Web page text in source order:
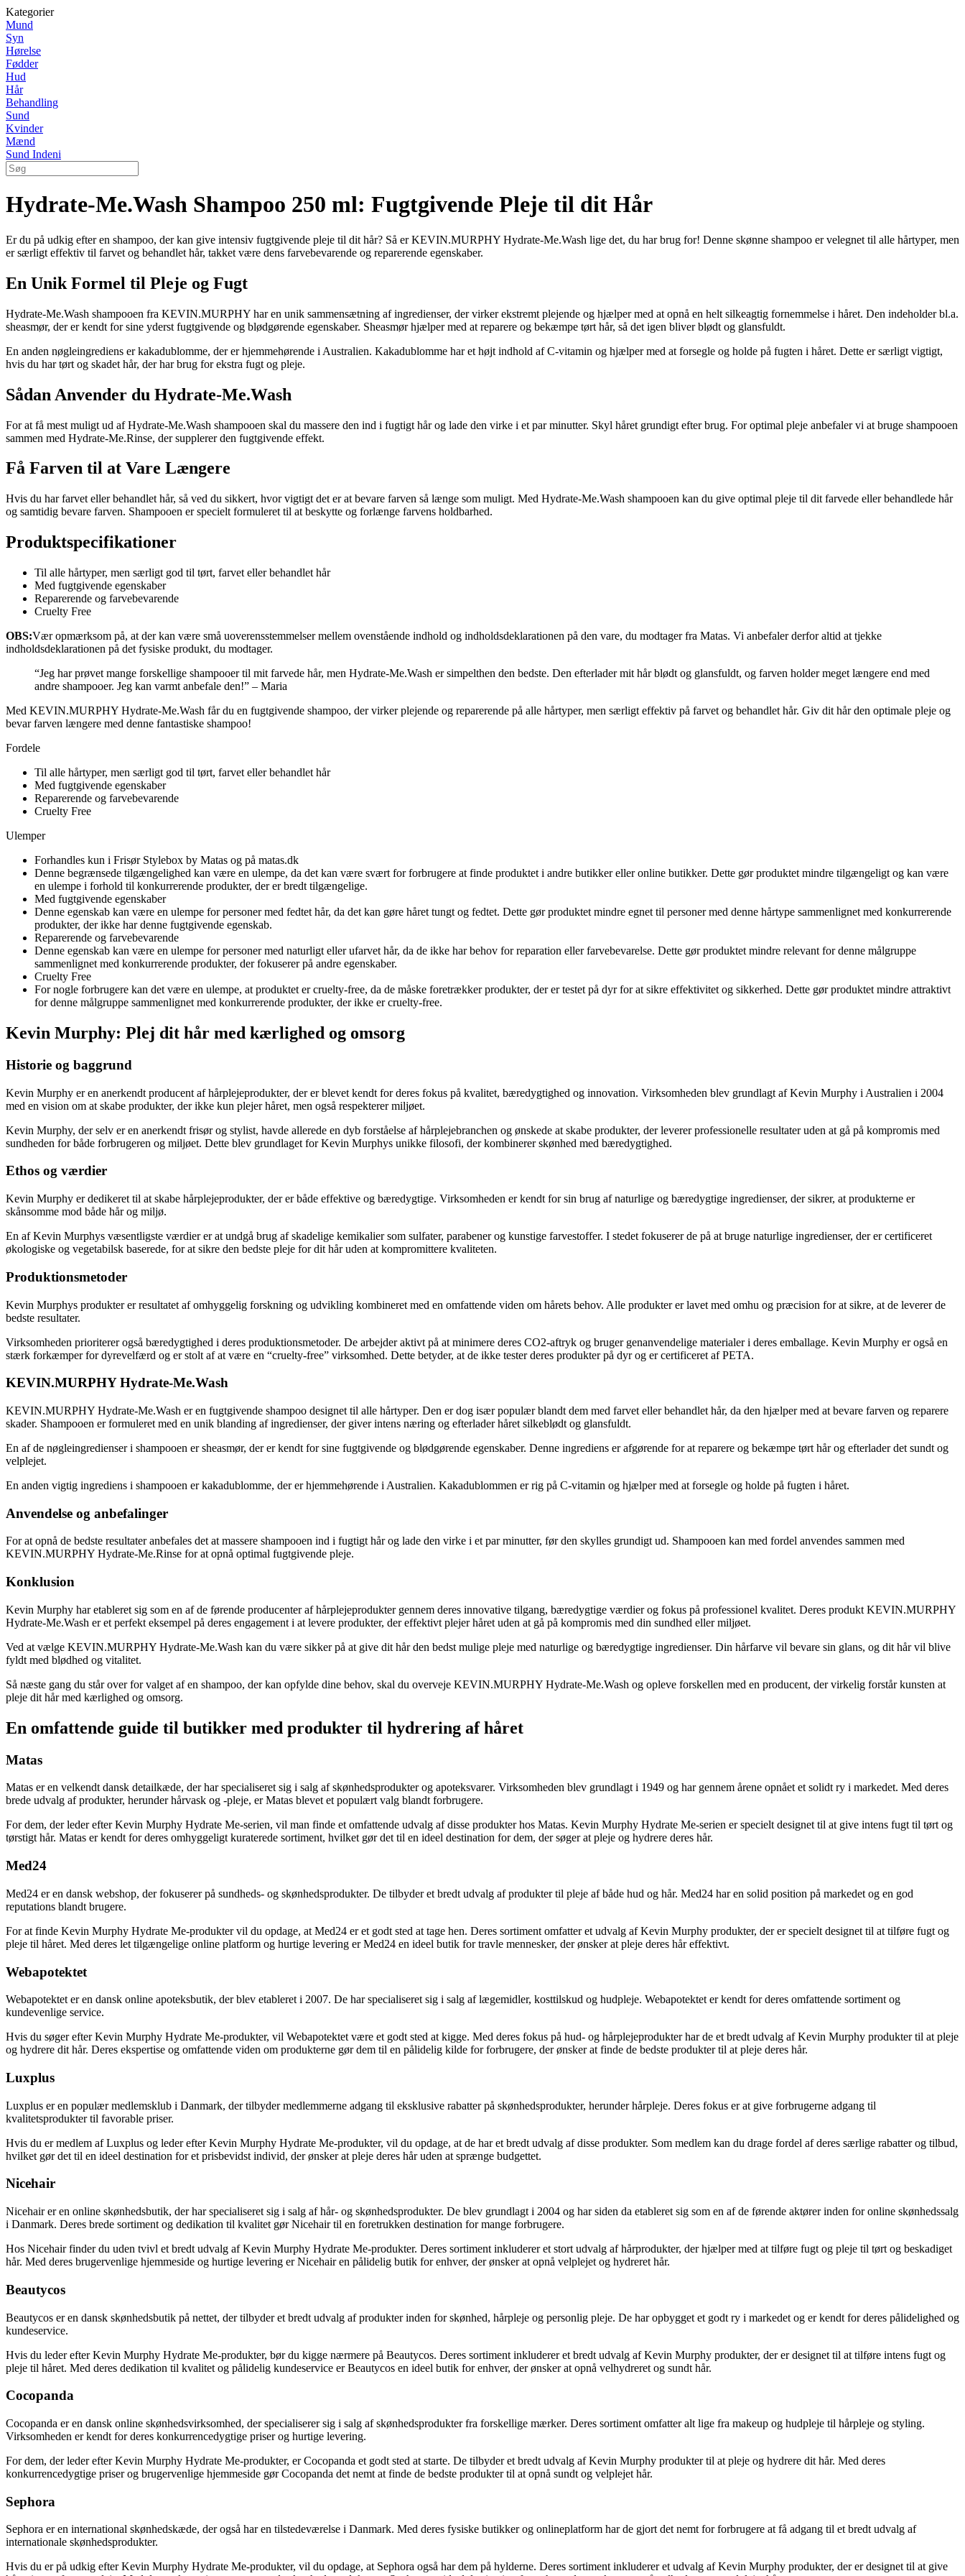
Kategorier
Mund
Syn
Hørelse
Fødder
Hud
Hår
Behandling
Sund
Kvinder
Mænd
Sund Indeni
Hydrate-Me.Wash Shampoo 250 ml: Fugtgivende Pleje til dit Hår
Er du på udkig efter en shampoo, der kan give intensiv fugtgivende pleje til dit hår? Så er KEVIN.MURPHY Hydrate-Me.Wash lige det, du har brug for! Denne skønne shampoo er velegnet til alle hårtyper, men
er særligt effektiv til farvet og behandlet hår, takket være dens farvebevarende og reparerende egenskaber.
En Unik Formel til Pleje og Fugt
Hydrate-Me.Wash shampooen fra KEVIN.MURPHY har en unik sammensætning af ingredienser, der virker ekstremt plejende og hjælper med at opnå en helt silkeagtig fornemmelse i håret. Den indeholder bl.a.
sheasmør, der er kendt for sine yderst fugtgivende og blødgørende egenskaber. Sheasmør hjælper med at reparere og bekæmpe tørt hår, så det igen bliver blødt og glansfuldt.
En anden nøgleingrediens er kakadublomme, der er hjemmehørende i Australien. Kakadublomme har et højt indhold af C-vitamin og hjælper med at forsegle og holde på fugten i håret. Dette er særligt vigtigt,
hvis du har tørt og skadet hår, der har brug for ekstra fugt og pleje.
Sådan Anvender du Hydrate-Me.Wash
For at få mest muligt ud af Hydrate-Me.Wash shampooen skal du massere den ind i fugtigt hår og lade den virke i et par minutter. Skyl håret grundigt efter brug. For optimal pleje anbefaler vi at bruge shampooen
sammen med Hydrate-Me.Rinse, der supplerer den fugtgivende effekt.
Få Farven til at Vare Længere
Hvis du har farvet eller behandlet hår, så ved du sikkert, hvor vigtigt det er at bevare farven så længe som muligt. Med Hydrate-Me.Wash shampooen kan du give optimal pleje til dit farvede eller behandlede hår
og samtidig bevare farven. Shampooen er specielt formuleret til at beskytte og forlænge farvens holdbarhed.
Produktspecifikationer
Til alle hårtyper, men særligt god til tørt, farvet eller behandlet hår
Med fugtgivende egenskaber
Reparerende og farvebevarende
Cruelty Free
OBS:Vær opmærksom på, at der kan være små uoverensstemmelser mellem ovenstående indhold og indholdsdeklarationen på den vare, du modtager fra Matas. Vi anbefaler derfor altid at tjekke
indholdsdeklarationen på det fysiske produkt, du modtager.
“Jeg har prøvet mange forskellige shampooer til mit farvede hår, men Hydrate-Me.Wash er simpelthen den bedste. Den efterlader mit hår blødt og glansfuldt, og farven holder meget længere end med
andre shampooer. Jeg kan varmt anbefale den!” – Maria
Med KEVIN.MURPHY Hydrate-Me.Wash får du en fugtgivende shampoo, der virker plejende og reparerende på alle hårtyper, men særligt effektiv på farvet og behandlet hår. Giv dit hår den optimale pleje og
bevar farven længere med denne fantastiske shampoo!
Fordele
Til alle hårtyper, men særligt god til tørt, farvet eller behandlet hår
Med fugtgivende egenskaber
Reparerende og farvebevarende
Cruelty Free
Ulemper
Forhandles kun i Frisør Stylebox by Matas og på matas.dk
Denne begrænsede tilgængelighed kan være en ulempe, da det kan være svært for forbrugere at finde produktet i andre butikker eller online butikker. Dette gør produktet mindre tilgængeligt og kan være
en ulempe i forhold til konkurrerende produkter, der er bredt tilgængelige.
Med fugtgivende egenskaber
Denne egenskab kan være en ulempe for personer med fedtet hår, da det kan gøre håret tungt og fedtet. Dette gør produktet mindre egnet til personer med denne hårtype sammenlignet med konkurrerende
produkter, der ikke har denne fugtgivende egenskab.
Reparerende og farvebevarende
Denne egenskab kan være en ulempe for personer med naturligt eller ufarvet hår, da de ikke har behov for reparation eller farvebevarelse. Dette gør produktet mindre relevant for denne målgruppe
sammenlignet med konkurrerende produkter, der fokuserer på andre egenskaber.
Cruelty Free
For nogle forbrugere kan det være en ulempe, at produktet er cruelty-free, da de måske foretrækker produkter, der er testet på dyr for at sikre effektivitet og sikkerhed. Dette gør produktet mindre attraktivt
for denne målgruppe sammenlignet med konkurrerende produkter, der ikke er cruelty-free.
Kevin Murphy: Plej dit hår med kærlighed og omsorg
Historie og baggrund
Kevin Murphy er en anerkendt producent af hårplejeprodukter, der er blevet kendt for deres fokus på kvalitet, bæredygtighed og innovation. Virksomheden blev grundlagt af Kevin Murphy i Australien i 2004
med en vision om at skabe produkter, der ikke kun plejer håret, men også respekterer miljøet.
Kevin Murphy, der selv er en anerkendt frisør og stylist, havde allerede en dyb forståelse af hårplejebranchen og ønskede at skabe produkter, der leverer professionelle resultater uden at gå på kompromis med
sundheden for både forbrugeren og miljøet. Dette blev grundlaget for Kevin Murphys unikke filosofi, der kombinerer skønhed med bæredygtighed.
Ethos og værdier
Kevin Murphy er dedikeret til at skabe hårplejeprodukter, der er både effektive og bæredygtige. Virksomheden er kendt for sin brug af naturlige og bæredygtige ingredienser, der sikrer, at produkterne er
skånsomme mod både hår og miljø.
En af Kevin Murphys væsentligste værdier er at undgå brug af skadelige kemikalier som sulfater, parabener og kunstige farvestoffer. I stedet fokuserer de på at bruge naturlige ingredienser, der er certificeret
økologiske og vegetabilsk baserede, for at sikre den bedste pleje for dit hår uden at kompromittere kvaliteten.
Produktionsmetoder
Kevin Murphys produkter er resultatet af omhyggelig forskning og udvikling kombineret med en omfattende viden om hårets behov. Alle produkter er lavet med omhu og præcision for at sikre, at de leverer de
bedste resultater.
Virksomheden prioriterer også bæredygtighed i deres produktionsmetoder. De arbejder aktivt på at minimere deres CO2-aftryk og bruger genanvendelige materialer i deres emballage. Kevin Murphy er også en
stærk forkæmper for dyrevelfærd og er stolt af at være en “cruelty-free” virksomhed. Dette betyder, at de ikke tester deres produkter på dyr og er certificeret af PETA.
KEVIN.MURPHY Hydrate-Me.Wash
KEVIN.MURPHY Hydrate-Me.Wash er en fugtgivende shampoo designet til alle hårtyper. Den er dog især populær blandt dem med farvet eller behandlet hår, da den hjælper med at bevare farven og reparere
skader. Shampooen er formuleret med en unik blanding af ingredienser, der giver intens næring og efterlader håret silkeblødt og glansfuldt.
En af de nøgleingredienser i shampooen er sheasmør, der er kendt for sine fugtgivende og blødgørende egenskaber. Denne ingrediens er afgørende for at reparere og bekæmpe tørt hår og efterlader det sundt og
velplejet.
En anden vigtig ingrediens i shampooen er kakadublomme, der er hjemmehørende i Australien. Kakadublommen er rig på C-vitamin og hjælper med at forsegle og holde på fugten i håret.
Anvendelse og anbefalinger
For at opnå de bedste resultater anbefales det at massere shampooen ind i fugtigt hår og lade den virke i et par minutter, før den skylles grundigt ud. Shampooen kan med fordel anvendes sammen med
KEVIN.MURPHY Hydrate-Me.Rinse for at opnå optimal fugtgivende pleje.
Konklusion
Kevin Murphy har etableret sig som en af de førende producenter af hårplejeprodukter gennem deres innovative tilgang, bæredygtige værdier og fokus på professionel kvalitet. Deres produkt KEVIN.MURPHY
Hydrate-Me.Wash er et perfekt eksempel på deres engagement i at levere produkter, der effektivt plejer håret uden at gå på kompromis med din sundhed eller miljøet.
Ved at vælge KEVIN.MURPHY Hydrate-Me.Wash kan du være sikker på at give dit hår den bedst mulige pleje med naturlige og bæredygtige ingredienser. Din hårfarve vil bevare sin glans, og dit hår vil blive
fyldt med blødhed og vitalitet.
Så næste gang du står over for valget af en shampoo, der kan opfylde dine behov, skal du overveje KEVIN.MURPHY Hydrate-Me.Wash og opleve forskellen med en producent, der virkelig forstår kunsten at
pleje dit hår med kærlighed og omsorg.
En omfattende guide til butikker med produkter til hydrering af håret
Matas
Matas er en velkendt dansk detailkæde, der har specialiseret sig i salg af skønhedsprodukter og apoteksvarer. Virksomheden blev grundlagt i 1949 og har gennem årene opnået et solidt ry i markedet. Med deres
brede udvalg af produkter, herunder hårvask og -pleje, er Matas blevet et populært valg blandt forbrugere.
For dem, der leder efter Kevin Murphy Hydrate Me-serien, vil man finde et omfattende udvalg af disse produkter hos Matas. Kevin Murphy Hydrate Me-serien er specielt designet til at give intens fugt til tørt og
tørstigt hår. Matas er kendt for deres omhyggeligt kuraterede sortiment, hvilket gør det til en ideel destination for dem, der søger at pleje og hydrere deres hår.
Med24
Med24 er en dansk webshop, der fokuserer på sundheds- og skønhedsprodukter. De tilbyder et bredt udvalg af produkter til pleje af både hud og hår. Med24 har en solid position på markedet og en god
reputations blandt brugere.
For at finde Kevin Murphy Hydrate Me-produkter vil du opdage, at Med24 er et godt sted at tage hen. Deres sortiment omfatter et udvalg af Kevin Murphy produkter, der er specielt designet til at tilføre fugt og
pleje til håret. Med deres let tilgængelige online platform og hurtige levering er Med24 en ideel butik for travle mennesker, der ønsker at pleje deres hår effektivt.
Webapotektet
Webapotektet er en dansk online apoteksbutik, der blev etableret i 2007. De har specialiseret sig i salg af lægemidler, kosttilskud og hudpleje. Webapotektet er kendt for deres omfattende sortiment og
kundevenlige service.
Hvis du søger efter Kevin Murphy Hydrate Me-produkter, vil Webapotektet være et godt sted at kigge. Med deres fokus på hud- og hårplejeprodukter har de et bredt udvalg af Kevin Murphy produkter til at pleje
og hydrere dit hår. Deres ekspertise og omfattende viden om produkterne gør dem til en pålidelig kilde for forbrugere, der ønsker at finde de bedste produkter til at pleje deres hår.
Luxplus
Luxplus er en populær medlemsklub i Danmark, der tilbyder medlemmerne adgang til eksklusive rabatter på skønhedsprodukter, herunder hårpleje. Deres fokus er at give forbrugerne adgang til
kvalitetsprodukter til favorable priser.
Hvis du er medlem af Luxplus og leder efter Kevin Murphy Hydrate Me-produkter, vil du opdage, at de har et bredt udvalg af disse produkter. Som medlem kan du drage fordel af deres særlige rabatter og tilbud,
hvilket gør det til en ideel destination for et prisbevidst individ, der ønsker at pleje deres hår uden at sprænge budgettet.
Nicehair
Nicehair er en online skønhedsbutik, der har specialiseret sig i salg af hår- og skønhedsprodukter. De blev grundlagt i 2004 og har siden da etableret sig som en af de førende aktører inden for online skønhedssalg
i Danmark. Deres brede sortiment og dedikation til kvalitet gør Nicehair til en foretrukken destination for mange forbrugere.
Hos Nicehair finder du uden tvivl et bredt udvalg af Kevin Murphy Hydrate Me-produkter. Deres sortiment inkluderer et stort udvalg af hårprodukter, der hjælper med at tilføre fugt og pleje til tørt og beskadiget
hår. Med deres brugervenlige hjemmeside og hurtige levering er Nicehair en pålidelig butik for enhver, der ønsker at opnå velplejet og hydreret hår.
Beautycos
Beautycos er en dansk skønhedsbutik på nettet, der tilbyder et bredt udvalg af produkter inden for skønhed, hårpleje og personlig pleje. De har opbygget et godt ry i markedet og er kendt for deres pålidelighed og
kundeservice.
Hvis du leder efter Kevin Murphy Hydrate Me-produkter, bør du kigge nærmere på Beautycos. Deres sortiment inkluderer et bredt udvalg af Kevin Murphy produkter, der er designet til at tilføre intens fugt og
pleje til håret. Med deres dedikation til kvalitet og pålidelig kundeservice er Beautycos en ideel butik for enhver, der ønsker at opnå velhydreret og sundt hår.
Cocopanda
Cocopanda er en dansk online skønhedsvirksomhed, der specialiserer sig i salg af skønhedsprodukter fra forskellige mærker. Deres sortiment omfatter alt lige fra makeup og hudpleje til hårpleje og styling.
Virksomheden er kendt for deres konkurrencedygtige priser og hurtige levering.
For dem, der leder efter Kevin Murphy Hydrate Me-produkter, er Cocopanda et godt sted at starte. De tilbyder et bredt udvalg af Kevin Murphy produkter til at pleje og hydrere dit hår. Med deres
konkurrencedygtige priser og brugervenlige hjemmeside gør Cocopanda det nemt at finde de bedste produkter til at opnå sundt og velplejet hår.
Sephora
Sephora er en international skønhedskæde, der også har en tilstedeværelse i Danmark. Med deres fysiske butikker og onlineplatform har de gjort det nemt for forbrugere at få adgang til et bredt udvalg af
internationale skønhedsprodukter.
Hvis du er på udkig efter Kevin Murphy Hydrate Me-produkter, vil du opdage, at Sephora også har dem på hylderne. Deres sortiment inkluderer et udvalg af Kevin Murphy produkter, der er designet til at give